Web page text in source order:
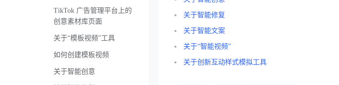
TikTok 广告管理平台上的
创意素材库页面
关于“模板视频”工具
如何创建模板视频
关于智能创意
关于智能修复
关于智能文案
关于“智能视频”
关于创新互动样式模拟工具